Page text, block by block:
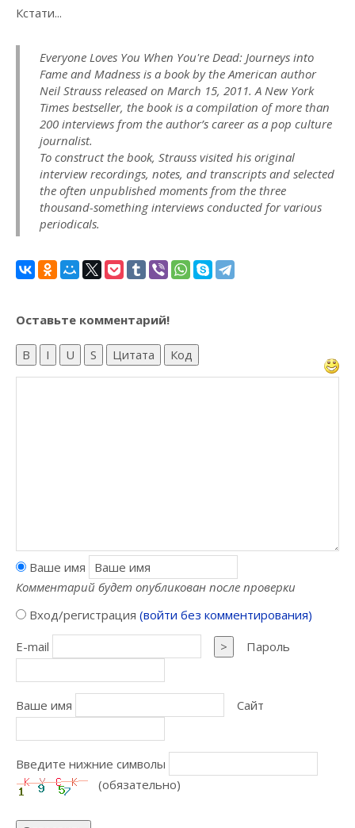
Кстати...
Everyone Loves You When You're Dead: Journeys into
Fame and Madness is a book by the American author
Neil Strauss released on March 15, 2011. A New York
Times bestseller, the book is a compilation of more than
200 interviews from the author’s career as a pop culture
journalist.
To construct the book, Strauss visited his original
interview recordings, notes, and transcripts and selected
the often unpublished moments from the three
thousand-something interviews conducted for various
periodicals.
Оставьте комментарий!
B I U S Цитата Код
Ваше имя
Комментарий будет опубликован после проверки
Вход/регистрация (войти без комментирования)
E-mail
> Пароль
Ваше имя Сайт
Введите нижние символы
(обязательно)